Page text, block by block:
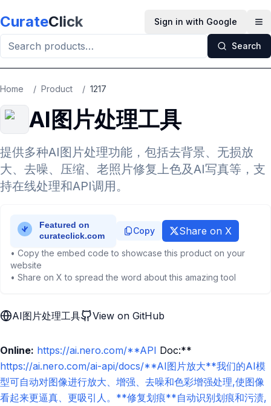
CurateClick Sign in with Google
Search
Home / Product / 1217
AI图片处理工具
提供多种AI图片处理功能，包括去背景、无损放
大、去噪、压缩、老照片修复上色及AI写真等，支
持在线处理和API调用。
Copy Share on X
• Copy the embed code to showcase this product on your
website
• Share on X to spread the word about this amazing tool
AI图片处理工具 View on GitHub
Online: https://ai.nero.com/**API Doc:**
https://ai.nero.com/ai-api/docs/**AI图片放大**我们的AI模
型可自动对图像进行放大、增强、去噪和色彩增强处理,使图像
看起来更逼真、更吸引人。**修复划痕**自动识别划痕和污渍,